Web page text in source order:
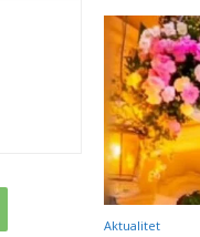
Aktualitet